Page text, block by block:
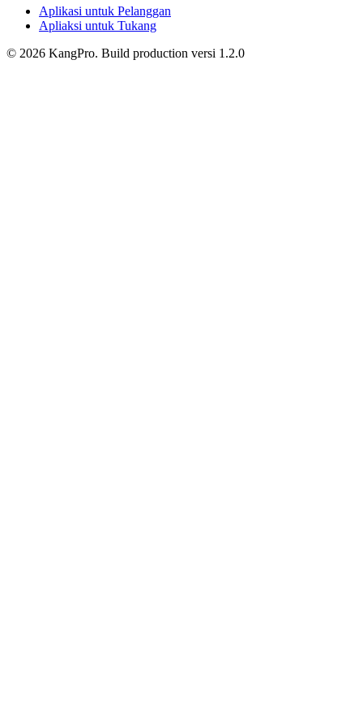
Aplikasi untuk Pelanggan
Apliaksi untuk Tukang
© 2026 KangPro. Build production versi 1.2.0